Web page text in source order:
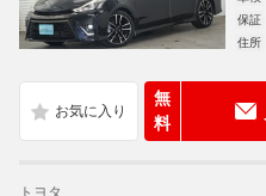
保証
住所
無
料